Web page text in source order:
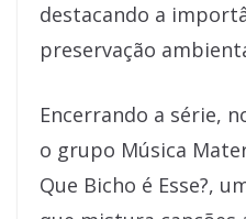
destacando a
preservação
Encerrando a série,
o grupo Música
Que Bicho é Esse?,